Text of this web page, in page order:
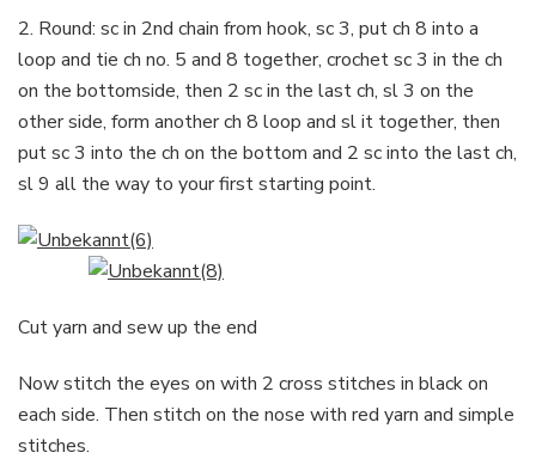
2. Round: sc in 2nd chain from hook, sc 3, put ch 8 into a
loop and tie ch no. 5 and 8 together, crochet sc 3 in the ch
on the bottomside, then 2 sc in the last ch, sl 3 on the
other side, form another ch 8 loop and sl it together, then
put sc 3 into the ch on the bottom and 2 sc into the last ch,
sl 9 all the way to your first starting point.
Cut yarn and sew up the end
Now stitch the eyes on with 2 cross stitches in black on
each side. Then stitch on the nose with red yarn and simple
stitches.